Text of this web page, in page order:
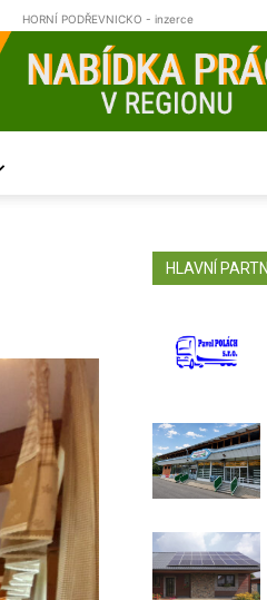
HORNÍ PODŘEVNICKO - inzerce
HLAVNÍ